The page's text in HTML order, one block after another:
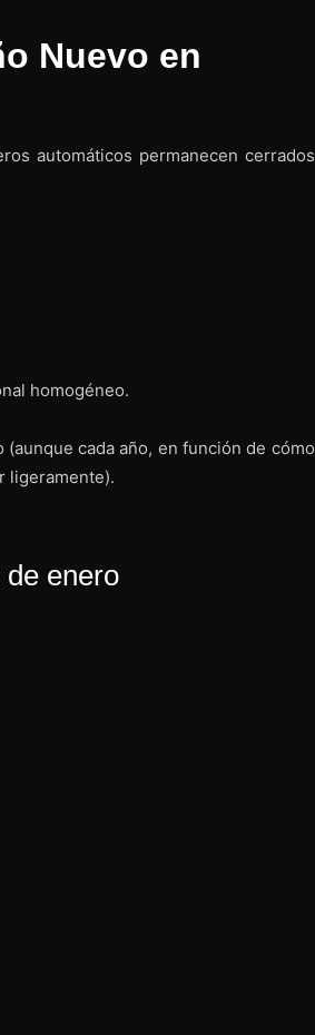
Nuevo en
automáticos permanecen cerrados
homogéneo.
cada año, en función de cómo
ligeramente).
enero